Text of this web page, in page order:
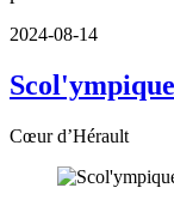
2024-08-14
Cœur d’Hérault